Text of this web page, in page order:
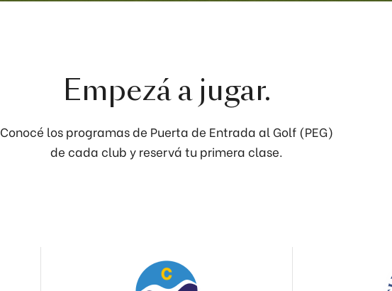
Empezá a jugar.
Conocé los programas de Puerta de Entrada al Golf (PEG)
de cada club y reservá tu primera clase.